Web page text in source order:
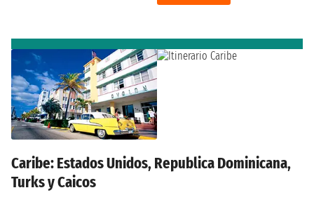
Caribe: Estados Unidos, Republica Dominicana,
Turks y Caicos